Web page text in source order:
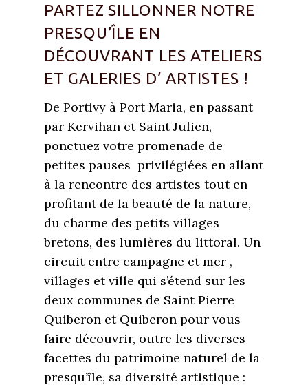
PARTEZ SILLONNER NOTRE
PRESQU’ÎLE EN
DÉCOUVRANT LES ATELIERS
ET GALERIES D’ ARTISTES !
De Portivy à Port Maria, en passant
par Kervihan et Saint Julien,
ponctuez votre promenade de
petites pauses privilégiées en allant
à la rencontre des artistes tout en
profitant de la beauté de la nature,
du charme des petits villages
bretons, des lumières du littoral. Un
circuit entre campagne et mer ,
villages et ville qui s’étend sur les
deux communes de Saint Pierre
Quiberon et Quiberon pour vous
faire découvrir, outre les diverses
facettes du patrimoine naturel de la
presqu’île, sa diversité artistique :